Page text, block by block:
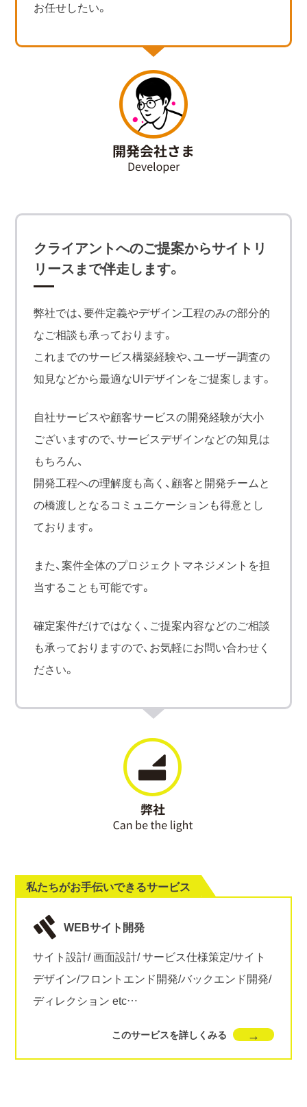
お任せしたい。
クライアントへのご提案からサイトリ
リースまで伴走します。
弊社では、要件定義やデザイン工程のみの部分的
なご相談も承っております。
これまでのサービス構築経験や、ユーザー調査の
知見などから最適なUIデザインをご提案します。
自社サービスや顧客サービスの開発経験が大小
ございますので、サービスデザインなどの知見は
もちろん、
開発工程への理解度も高く、顧客と開発チームと
の橋渡しとなるコミュニケーションも得意とし
ております。
また、案件全体のプロジェクトマネジメントを担
当することも可能です。
確定案件だけではなく、ご提案内容などのご相談
も承っておりますので、お気軽にお問い合わせく
ださい。
私たちがお手伝いできるサービス
WEBサイト開発
サイト設計/ 画面設計/ サービス仕様策定/サイト
デザイン/フロントエンド開発/バックエンド開発/
ディレクション etc…
このサービスを詳しくみる